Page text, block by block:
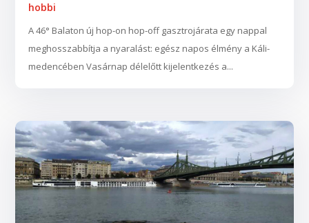
hobbi
A 46° Balaton új hop-on hop-off gasztrojárata egy nappal
meghosszabbítja a nyaralást: egész napos élmény a Káli-
medencében Vasárnap délelőtt kijelentkezés a...